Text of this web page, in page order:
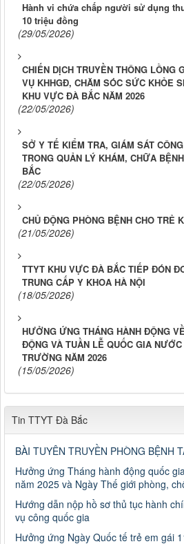
Hành vi chứa chấp người sử dụng
10 triệu đồng
(29/05/2026)
CHIẾN DỊCH TRUYỀN THÔNG LỒNG
VỤ KHHGĐ, CHĂM SÓC SỨC KHỎE
KHU VỰC ĐÀ BẮC NĂM 2026
(22/05/2026)
SỞ Y TẾ KIỂM TRA, GIÁM SÁT
TRONG QUẢN LÝ KHÁM, CHỮA
BẮC
(22/05/2026)
CHỦ ĐỘNG PHÒNG BỆNH CHO TRẺ
(21/05/2026)
TTYT KHU VỰC ĐÀ BẮC TIẾP ĐÓN
TRUNG CẤP Y KHOA HÀ NỘI
(18/05/2026)
HƯỞNG ỨNG THÁNG HÀNH ĐỘNG
ĐỘNG VÀ TUẦN LỄ QUỐC GIA
TRƯỜNG NĂM 2026
(15/05/2026)
Tin TTYT Đà Bắc
BÀI TUYÊN TRUYỀN PHÒNG BỆNH
Hưởng ứng Tháng hành động quốc
năm 2025 và Ngày Thế giới phòng,
Hướng dẫn nộp hồ sơ thủ tục hành
vụ công quốc gia
Hưởng ứng Ngày Quốc tế trẻ em gái